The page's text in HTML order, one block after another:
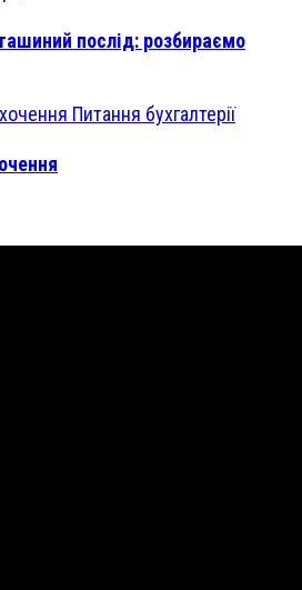
послід: розбираємо
Питання бухгалтерії